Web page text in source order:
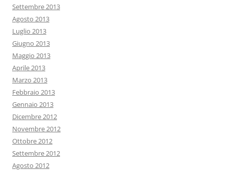
Settembre 2013
Agosto 2013
Luglio 2013
Giugno 2013
Maggio 2013
Aprile 2013
Marzo 2013
Febbraio 2013
Gennaio 2013
Dicembre 2012
Novembre 2012
Ottobre 2012
Settembre 2012
Agosto 2012